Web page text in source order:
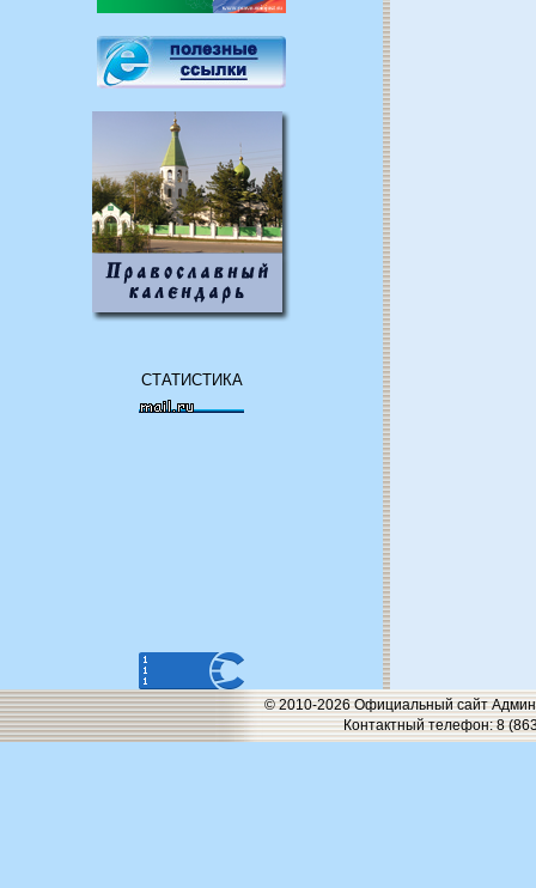
СТАТИСТИКА
© 2010-2026 Официальный сайт
Контактный телефон: 8